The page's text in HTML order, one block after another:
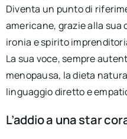
Diventa un punto di
americane, grazie alla sua
ironia e spirito
La sua voce, sempre
menopausa, la dieta
linguaggio diretto e
L’addio a una star